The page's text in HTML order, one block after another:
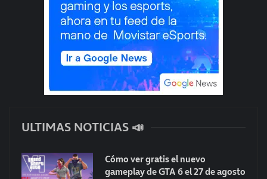
ULTIMAS NOTICIAS 📣
Cómo ver gratis el nuevo
gameplay de GTA 6 el 27 de agosto